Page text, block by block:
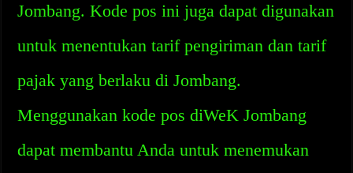
Jombang. Kode pos ini juga dapat digunakan
untuk menentukan tarif pengiriman dan tarif
pajak yang berlaku di Jombang.
Menggunakan kode pos diWeK Jombang
dapat membantu Anda untuk menemukan